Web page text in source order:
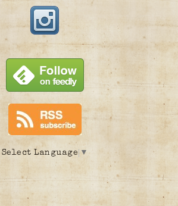
Select Language ▼